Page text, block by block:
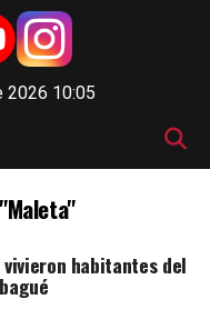
2026 10:05
habitantes del